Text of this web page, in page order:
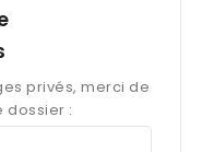
privés, merci de
dossier :